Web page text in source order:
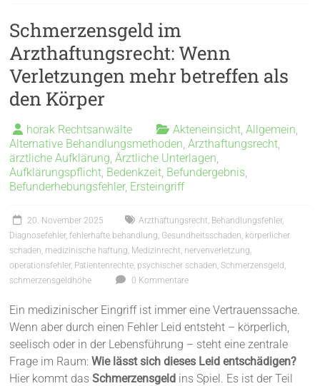
Schmerzensgeld im
Arzthaftungsrecht: Wenn
Verletzungen mehr betreffen als
den Körper
horak Rechtsanwälte Akteneinsicht ,Allgemein
Alternative Behandlungsmethoden ,Arzthaftungsrecht
ärztliche Aufklärung ,Ärztliche Unterlagen
Aufklärungspflicht Bedenkzeit Befundergebnis
Befunderhebungsfehler, Ersteingriff
20. November 2025 Arzthaftungsrecht Behandlungsfehler,
Diagnosefehler,fehlerhafte behandlung Gesundheitsschaden körperlicher
schaden medizinische haftung Medizinrecht nervenverletzung
operationsfehler, Patientenrechte psychischer schaden ,Schmerzensgeld
schmerzensgeldhöhe
0 Kommentare
Ein medizinischer Eingriff ist immer eine Vertrauenssache.
Wenn aber durch einen Fehler Leid entsteht – körperlich,
seelisch oder in der Lebensführung – steht eine zentrale
Frage im Raum:Wie lässt sich dieses Leid entschädigen?
Hier kommt dasSchmerzensgeld ins Spiel. Es ist der Teil